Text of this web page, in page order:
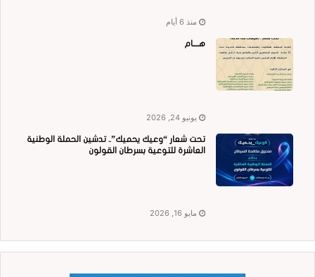
منذ 6 أيام
هــــام
يونيو 24, 2026
تحت شعار “وعيك يحميك”.. تدشين الحملة الوطنية
العاشرة للتوعية بسرطان القولون
مايو 16, 2026